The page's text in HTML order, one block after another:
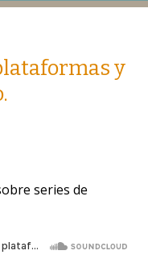
y
series de